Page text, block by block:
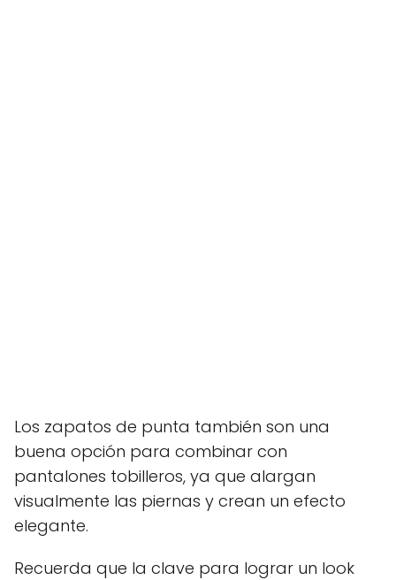
Los zapatos de punta también son una
buena opción para combinar con
pantalones tobilleros, ya que alargan
visualmente las piernas y crean un efecto
elegante.
Recuerda que la clave para lograr un look